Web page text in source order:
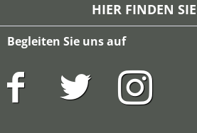
HIER FINDEN
Begleiten Sie uns auf